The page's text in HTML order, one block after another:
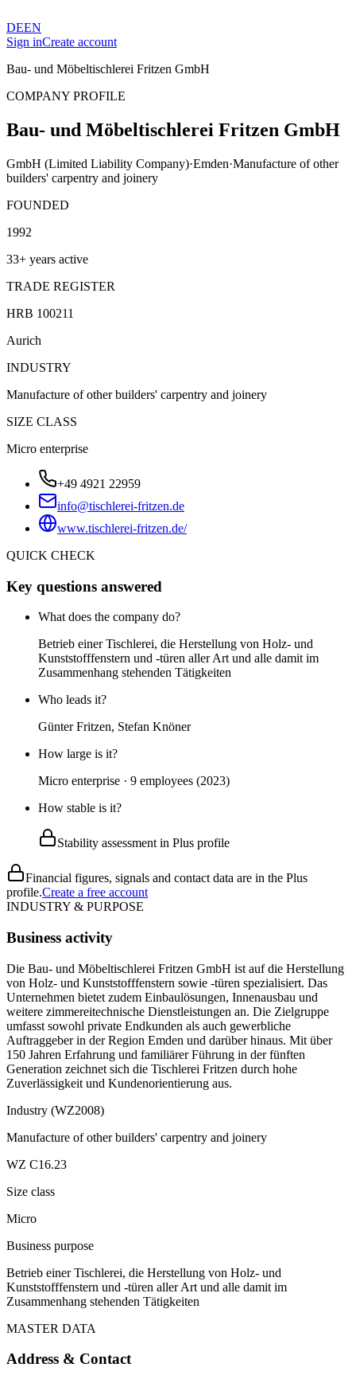
DEEN
Sign inCreate account
Bau- und Möbeltischlerei Fritzen GmbH
COMPANY PROFILE
Bau- und Möbeltischlerei Fritzen GmbH
GmbH (Limited Liability Company)·Emden·Manufacture of other
builders' carpentry and joinery
FOUNDED
1992
33+ years active
TRADE REGISTER
HRB 100211
Aurich
INDUSTRY
Manufacture of other builders' carpentry and joinery
SIZE CLASS
Micro enterprise
+49 4921 22959
info@tischlerei-fritzen.de
www.tischlerei-fritzen.de/
QUICK CHECK
Key questions answered
What does the company do?
Betrieb einer Tischlerei, die Herstellung von Holz- und
Kunststofffenstern und -türen aller Art und alle damit im
Zusammenhang stehenden Tätigkeiten
Who leads it?
Günter Fritzen, Stefan Knöner
How large is it?
Micro enterprise · 9 employees (2023)
How stable is it?
Stability assessment in Plus profile
Financial figures, signals and contact data are in the Plus
profile.Create a free account
INDUSTRY & PURPOSE
Business activity
Die Bau- und Möbeltischlerei Fritzen GmbH ist auf die Herstellung
von Holz- und Kunststofffenstern sowie -türen spezialisiert. Das
Unternehmen bietet zudem Einbaulösungen, Innenausbau und
weitere zimmereitechnische Dienstleistungen an. Die Zielgruppe
umfasst sowohl private Endkunden als auch gewerbliche
Auftraggeber in der Region Emden und darüber hinaus. Mit über
150 Jahren Erfahrung und familiärer Führung in der fünften
Generation zeichnet sich die Tischlerei Fritzen durch hohe
Zuverlässigkeit und Kundenorientierung aus.
Industry (WZ2008)
Manufacture of other builders' carpentry and joinery
WZ C16.23
Size class
Micro
Business purpose
Betrieb einer Tischlerei, die Herstellung von Holz- und
Kunststofffenstern und -türen aller Art und alle damit im
Zusammenhang stehenden Tätigkeiten
MASTER DATA
Address & Contact